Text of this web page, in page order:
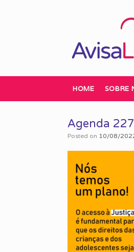
HOME SOBRE
Agenda 227
Posted on 10/08/